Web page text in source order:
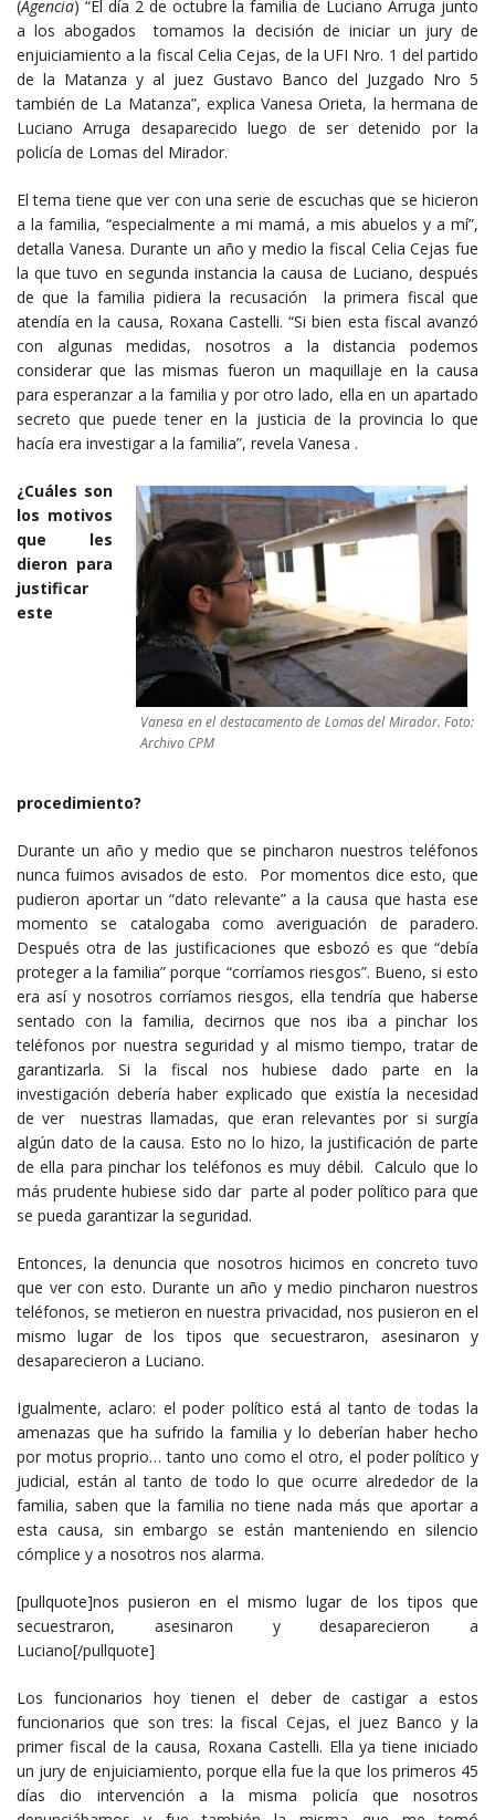
(Agencia) “El día 2 de octubre la familia de Luciano Arruga junto
a los abogados tomamos la decisión de iniciar un jury de
enjuiciamiento a la fiscal Celia Cejas, de la UFI Nro. 1 del partido
de la Matanza y al juez Gustavo Banco del Juzgado Nro 5
también de La Matanza”, explica Vanesa Orieta, la hermana de
Luciano Arruga desaparecido luego de ser detenido por la
policía de Lomas del Mirador.
El tema tiene que ver con una serie de escuchas que se hicieron
a la familia, “especialmente a mi mamá, a mis abuelos y a mí”,
detalla Vanesa. Durante un año y medio la fiscal Celia Cejas fue
la que tuvo en segunda instancia la causa de Luciano, después
de que la familia pidiera la recusación la primera fiscal que
atendía en la causa, Roxana Castelli. “Si bien esta fiscal avanzó
con algunas medidas, nosotros a la distancia podemos
considerar que las mismas fueron un maquillaje en la causa
para esperanzar a la familia y por otro lado, ella en un apartado
secreto que puede tener en la justicia de la provincia lo que
hacía era investigar a la familia”, revela Vanesa .
Vanesa en el destacamento de Lomas del Mirador. Foto:
Archivo CPM
¿Cuáles son
los motivos
que les
dieron para
justificar
este
procedimiento?
Durante un año y medio que se pincharon nuestros teléfonos
nunca fuimos avisados de esto. Por momentos dice esto, que
pudieron aportar un “dato relevante” a la causa que hasta ese
momento se catalogaba como averiguación de paradero.
Después otra de las justificaciones que esbozó es que “debía
proteger a la familia” porque “corríamos riesgos”. Bueno, si esto
era así y nosotros corríamos riesgos, ella tendría que haberse
sentado con la familia, decirnos que nos iba a pinchar los
teléfonos por nuestra seguridad y al mismo tiempo, tratar de
garantizarla. Si la fiscal nos hubiese dado parte en la
investigación debería haber explicado que existía la necesidad
de ver nuestras llamadas, que eran relevantes por si surgía
algún dato de la causa. Esto no lo hizo, la justificación de parte
de ella para pinchar los teléfonos es muy débil. Calculo que lo
más prudente hubiese sido dar parte al poder político para que
se pueda garantizar la seguridad.
Entonces, la denuncia que nosotros hicimos en concreto tuvo
que ver con esto. Durante un año y medio pincharon nuestros
teléfonos, se metieron en nuestra privacidad, nos pusieron en el
mismo lugar de los tipos que secuestraron, asesinaron y
desaparecieron a Luciano.
Igualmente, aclaro: el poder político está al tanto de todas la
amenazas que ha sufrido la familia y lo deberían haber hecho
por motus proprio… tanto uno como el otro, el poder político y
judicial, están al tanto de todo lo que ocurre alrededor de la
familia, saben que la familia no tiene nada más que aportar a
esta causa, sin embargo se están manteniendo en silencio
cómplice y a nosotros nos alarma.
[pullquote]nos pusieron en el mismo lugar de los tipos que
secuestraron, asesinaron y desaparecieron a
Luciano[/pullquote]
Los funcionarios hoy tienen el deber de castigar a estos
funcionarios que son tres: la fiscal Cejas, el juez Banco y la
primer fiscal de la causa, Roxana Castelli. Ella ya tiene iniciado
un jury de enjuiciamiento, porque ella fue la que los primeros 45
días dio intervención a la misma policía que nosotros